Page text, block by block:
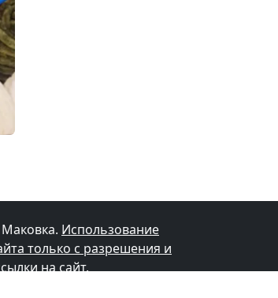
Использование
только с разрешения и
на сайт.